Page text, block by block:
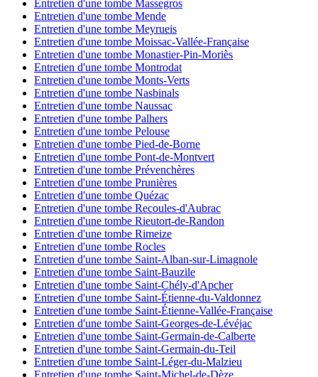
Entretien d'une tombe Massegros
Entretien d'une tombe Mende
Entretien d'une tombe Meyrueis
Entretien d'une tombe Moissac-Vallée-Française
Entretien d'une tombe Monastier-Pin-Moriès
Entretien d'une tombe Montrodat
Entretien d'une tombe Monts-Verts
Entretien d'une tombe Nasbinals
Entretien d'une tombe Naussac
Entretien d'une tombe Palhers
Entretien d'une tombe Pelouse
Entretien d'une tombe Pied-de-Borne
Entretien d'une tombe Pont-de-Montvert
Entretien d'une tombe Prévenchères
Entretien d'une tombe Prunières
Entretien d'une tombe Quézac
Entretien d'une tombe Recoules-d'Aubrac
Entretien d'une tombe Rieutort-de-Randon
Entretien d'une tombe Rimeize
Entretien d'une tombe Rocles
Entretien d'une tombe Saint-Alban-sur-Limagnole
Entretien d'une tombe Saint-Bauzile
Entretien d'une tombe Saint-Chély-d'Apcher
Entretien d'une tombe Saint-Étienne-du-Valdonnez
Entretien d'une tombe Saint-Étienne-Vallée-Française
Entretien d'une tombe Saint-Georges-de-Lévéjac
Entretien d'une tombe Saint-Germain-de-Calberte
Entretien d'une tombe Saint-Germain-du-Teil
Entretien d'une tombe Saint-Léger-du-Malzieu
Entretien d'une tombe Saint-Michel-de-Dèze